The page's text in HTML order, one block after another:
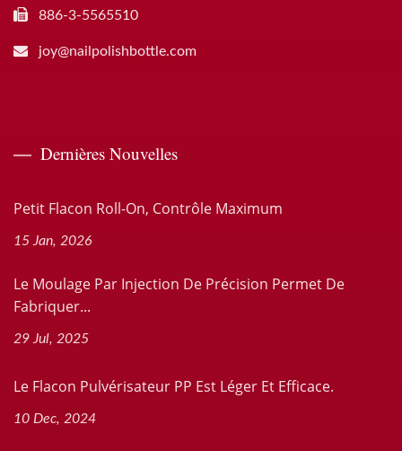
886-3-5565510
joy@nailpolishbottle.com
Dernières Nouvelles
Petit Flacon Roll-On, Contrôle Maximum
15 Jan, 2026
Le Moulage Par Injection De Précision Permet De
Fabriquer...
29 Jul, 2025
Le Flacon Pulvérisateur PP Est Léger Et Efficace.
10 Dec, 2024